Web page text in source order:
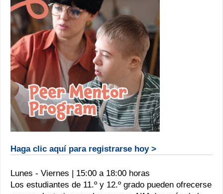
Haga clic aquí para registrarse hoy >
Lunes - Viernes | 15:00 a 18:00 horas
Los estudiantes de 11.º y 12.º grado pueden ofrecerse